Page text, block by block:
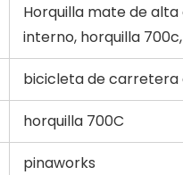
Horquilla mate de
interno, horquilla
bicicleta de carretera
horquilla 700C
pinaworks